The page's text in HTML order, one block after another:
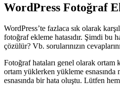
WordPress Fotoğraf
WordPress’te fazlaca sık olarak
fotoğraf ekleme hatasıdır. Şimdi bu
çözülür? Vb. sorularınızın
Fotoğraf hataları genel olarak ortam
ortam yüklerken yükleme esnasında
esnasında bir hata oluştu. Lütfen